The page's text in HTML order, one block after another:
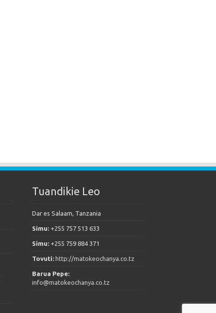
Tuandikie Leo
Dar es Salaam, Tanzania
Simu: +255 757 513 633
Simu: +255 759 884 371
Tovuti: http://matokeochanya.co.tz
Barua Pepe:
info@matokeochanya.co.tz